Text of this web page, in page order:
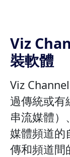
Viz
裝軟體
Viz
過傳統或有
串流媒體）
媒體頻道的
傳和頻道間